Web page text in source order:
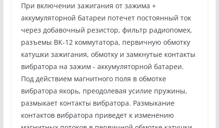
При включении зажигания от зажима +
аккумуляторной батареи потечет постоянный ток
через добавочный резистор, фильтр радиопомех,
разъемы ВК-12 коммутатора, первичную обмотку
катушки зажигания, обмотку и замкнутые контакты
вибратора на зажим - аккумуляторной батареи.
Под действием магнитного поля в обмотке
вибратора якорь, преодолевая усилие пружины,
размыкает контакты вибратора. Размыкание
контактов вибратора приведет к изменению